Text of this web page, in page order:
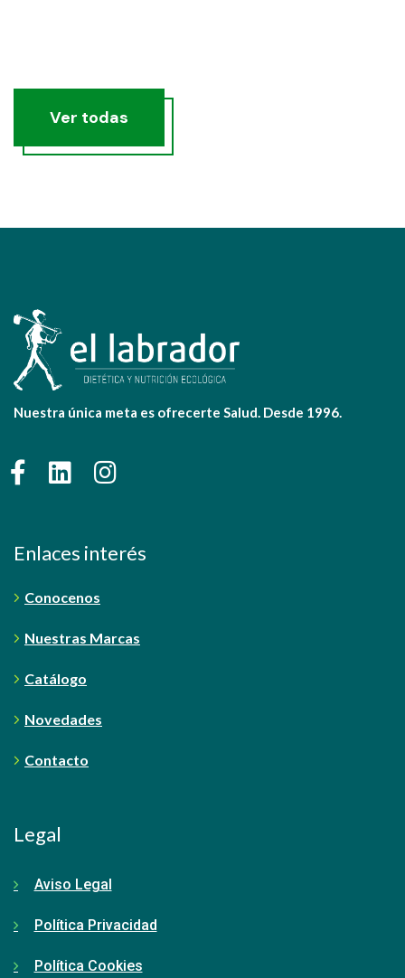
Ver todas
Nuestra única meta es ofrecerte Salud. Desde 1996.
Enlaces interés
Conocenos
Nuestras Marcas
Catálogo
Novedades
Contacto
Legal
Aviso Legal
Política Privacidad
Política Cookies